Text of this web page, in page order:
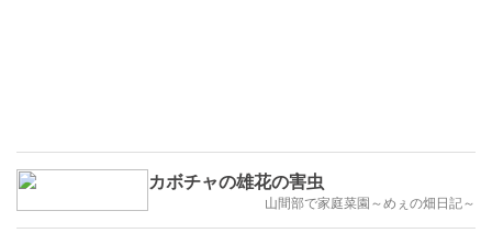
カボチャの雄花の害虫
山間部で家庭菜園～めぇの畑日記～